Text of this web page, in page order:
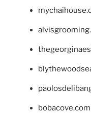
bobacove.com